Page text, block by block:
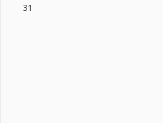
Не оставят в беде
31